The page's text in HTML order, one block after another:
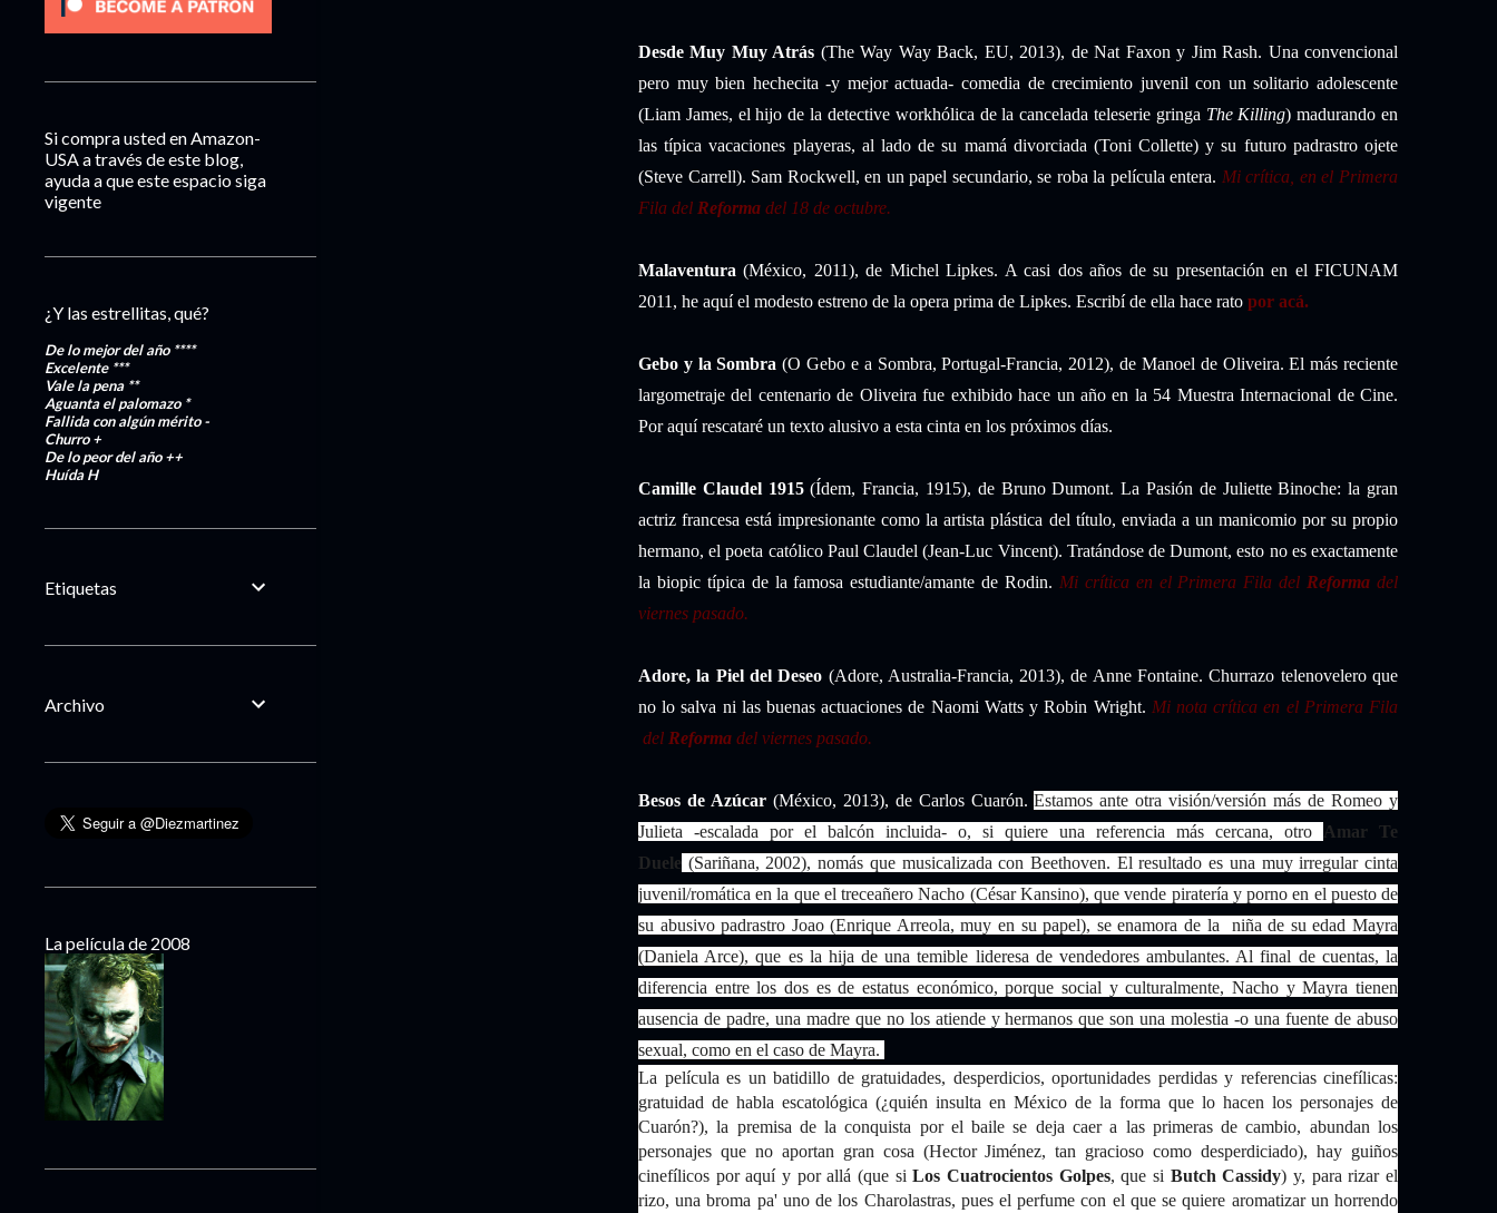
Desde Muy Muy Atrás (The Way Way Back, EU, 2013), de Nat Faxon y Jim Rash. Una convencional
pero muy bien hechecita -y mejor actuada- comedia de crecimiento juvenil con un solitario adolescente
(Liam James, el hijo de la detective workhólica de la cancelada teleserie gringa The Killing) madurando en
las típica vacaciones playeras, al lado de su mamá divorciada (Toni Collette) y su futuro padrastro ojete
(Steve Carrell). Sam Rockwell, en un papel secundario, se roba la película entera. Mi crítica, en el Primera
Fila del Reforma del 18 de octubre.
Malaventura (México, 2011), de Michel Lipkes. A casi dos años de su presentación en el FICUNAM
2011, he aquí el modesto estreno de la opera prima de Lipkes. Escribí de ella hace rato por acá.
Gebo y la Sombra (O Gebo e a Sombra, Portugal-Francia, 2012), de Manoel de Oliveira. El más reciente
largometraje del centenario de Oliveira fue exhibido hace un año en la 54 Muestra Internacional de Cine.
Por aquí rescataré un texto alusivo a esta cinta en los próximos días.
Camille Claudel 1915(Ídem, Francia, 1915), de Bruno Dumont. La Pasión de Juliette Binoche: la gran
actriz francesa está impresionante como la artista plástica del título, enviada a un manicomio por su propio
hermano, el poeta católico Paul Claudel (Jean-Luc Vincent). Tratándose de Dumont, esto no es exactamente
la biopic típica de la famosa estudiante/amante de Rodin. Mi crítica en el Primera Fila del Reforma del
viernes pasado.
Adore, la Piel del Deseo (Adore, Australia-Francia, 2013), de Anne Fontaine. Churrazo telenovelero que
no lo salva ni las buenas actuaciones de Naomi Watts y Robin Wright. Mi nota crítica en el Primera Fila
del Reforma del viernes pasado.
Besos de Azúcar(México, 2013), de Carlos Cuarón.Estamos ante otra visión/versión más de Romeo y
Julieta -escalada por el balcón incluida- o, si quiere una referencia más cercana, otro
Amar Te
Duele (Sariñana, 2002), nomás que musicalizada con Beethoven. El resultado es una muy irregular cinta
juvenil/romática en la que el treceañero Nacho (César Kansino), que vende piratería y porno en el puesto de
su abusivo padrastro Joao (Enrique Arreola, muy en su papel), se enamora de la niña de su edad Mayra
(Daniela Arce), que es la hija de una temible lideresa de vendedores ambulantes. Al final de cuentas, la
diferencia entre los dos es de estatus económico, porque social y culturalmente, Nacho y Mayra tienen
ausencia de padre, una madre que no los atiende y hermanos que son una molestia -o una fuente de abuso
sexual, como en el caso de Mayra.
La película es un batidillo de gratuidades, desperdicios, oportunidades perdidas y referencias cinefílicas:
gratuidad de habla escatológica (¿quién insulta en México de la forma que lo hacen los personajes de
Cuarón?), la premisa de la conquista por el baile se deja caer a las primeras de cambio, abundan los
personajes que no aportan gran cosa (Hector Jiménez, tan gracioso como desperdiciado), hay guiños
cinefílicos por aquí y por allá (que siLos Cuatrocientos Golpes, que si Butch Cassidy) y, para rizar el
rizo, una broma pa' uno de los Charolastras, pues el perfume con el que se quiere aromatizar un horrendo
Si compra usted en Amazon-
USA a través de este blog,
ayuda a que este espacio siga
vigente
¿Y las estrellitas, qué?
De lo mejor del año ****
Excelente***
Vale la pena **
Aguanta el palomazo *
Fallida con algún mérito-
Churro+
De lo peor del año++
HuídaH
Etiquetas
Archivo
La película de 2008